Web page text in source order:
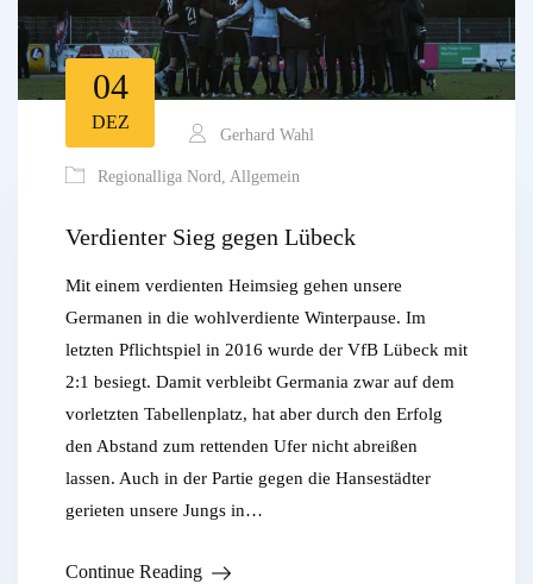
04
DEZ
Gerhard Wahl
Regionalliga Nord, Allgemein
Verdienter Sieg gegen Lübeck
Mit einem verdienten Heimsieg gehen unsere
Germanen in die wohlverdiente Winterpause. Im
letzten Pflichtspiel in 2016 wurde der VfB Lübeck mit
2:1 besiegt. Damit verbleibt Germania zwar auf dem
vorletzten Tabellenplatz, hat aber durch den Erfolg
den Abstand zum rettenden Ufer nicht abreißen
lassen. Auch in der Partie gegen die Hansestädter
gerieten unsere Jungs in…
Continue Reading